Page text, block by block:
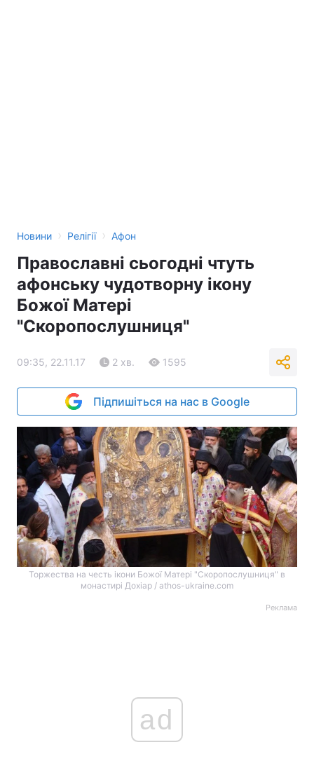
Новини › Релігії › Афон
Православні сьогодні чтуть
афонську чудотворну ікону
Божої Матері
"Скоропослушниця"
09:35, 22.11.17 2 хв. 1595
Підпишіться на нас в Google
Торжества на честь ікони Божої Матері "Скоропослушниця" в
монастирі Дохіар / athos-ukraine.com
Реклама
ad